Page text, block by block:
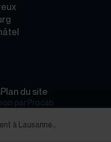
Plan du site
par Procab